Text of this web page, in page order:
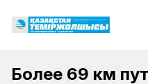
Более 69 км